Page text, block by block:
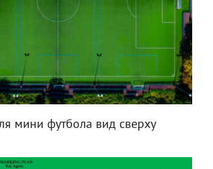
мини футбола вид сверху